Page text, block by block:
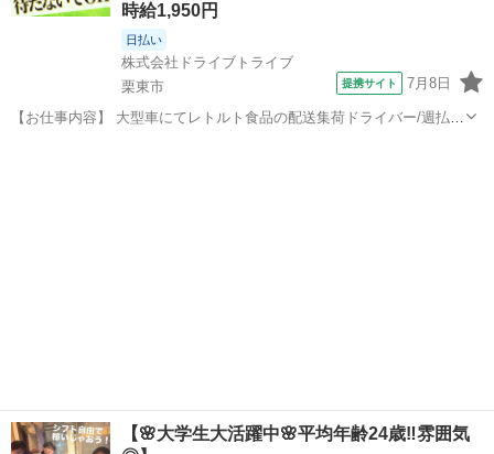
時給1,950円
日払い
株式会社ドライブトライブ
栗東市
提携サイト 7月8日
【お仕事内容】 大型車にてレトルト食品の配送集荷ドライバー/週払い
【🌸大学生大活躍中🌸平均年齢24歳‼️雰囲気